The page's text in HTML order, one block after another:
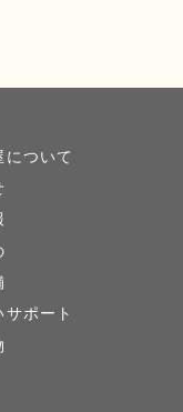
ついて
ポート